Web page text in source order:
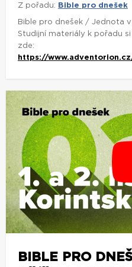
Z pořadu: Bible pro dnešek
Bible pro dnešek / Jednota
Studijní materiály k pořadu
zde:
https://
BIBLE PRO